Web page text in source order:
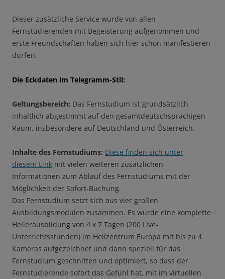
Dieser zusätzliche Service wurde von allen
Fernstudierenden mit Begeisterung aufgenommen und
erste Freundschaften haben sich hier schon manifestieren
dürfen.
Die Eckdaten im Telegramm-Stil:
Geltungsbereich: Das Fernstudium ist grundsätzlich
inhaltlich abgestimmt auf den gesamtdeutschsprachigen
Raum, insbesondere auf Deutschland und Österreich.
Inhalte des Fernstudiums: Diese finden sich unter
diesem Link mit vielen weiteren zusätzlichen
Informationen zum Ablauf des Fernstudiums mit der
Möglichkeit der Sofort-Buchung.
Das Fernstudium setzt sich aus vier großen
Ausbildungsmodulen zusammen. Es wurde eine komplette
Heilerausbildung von 4 x 7 Tagen (200 Live-
Unterrichtsstunden) im Heilzentrum Europa mit bis zu 4
Kameras aufgezeichnet und dann speziell für das
Fernstudium geschnitten und optimiert, so dass der
Fernstudierende sofort das Gefühl hat, mit im virtuellen